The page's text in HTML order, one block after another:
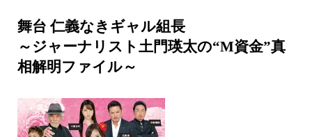
舞台 仁義なきギャル組長
～ジャーナリスト土門瑛太の“M資金”真
相解明ファイル～